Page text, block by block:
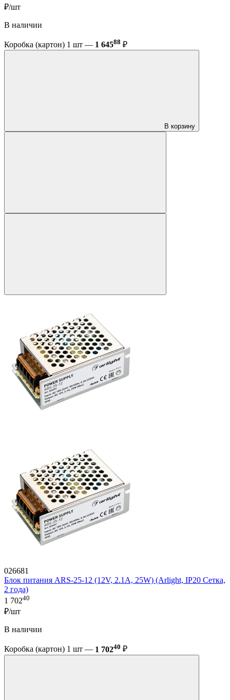
₽/шт
В наличии
Коробка (картон) 1 шт — 1 64588 ₽
В корзину
026681
Блок питания ARS-25-12 (12V, 2.1A, 25W) (Arlight, IP20 Сетка,
2 года)
1 70240
₽/шт
В наличии
Коробка (картон) 1 шт — 1 70240 ₽